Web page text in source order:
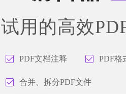
用的高效
PDF文档注释 PDF格
合并、拆分PDF文件